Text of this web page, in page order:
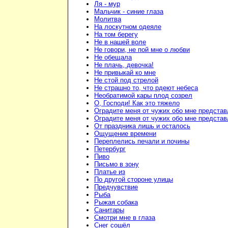
Ля - мур
Мальчик - синие глаза
Молитва
На лоскутном одеяле
На том берегу
Не в нашей воле
Не говори, не пой мне о любви
Не обещала
Не плачь, девочка!
Не привыкай ко мне
Не стой под стрелой
Не страшно то, что рдеют небеса
Необратимой кары плод созрел
О, Господи! Как это тяжело
Оградите меня от чужих обо мне
Оградите меня от чужих обо мне
От праздника лишь и осталось
Ощущение времени
Переплелись печали и почины
Петербург
Пиво
Письмо в зону
Платье из
По другой стороне улицы
Предчувствие
Рыба
Рыжая собака
Санитары
Смотри мне в глаза
Снег сошёл